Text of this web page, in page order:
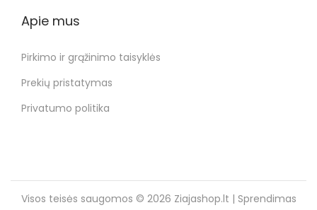
Apie mus
Pirkimo ir grąžinimo taisyklės
Prekių pristatymas
Privatumo politika
Visos teisės saugomos © 2026 Ziajashop.lt | Sprendimas